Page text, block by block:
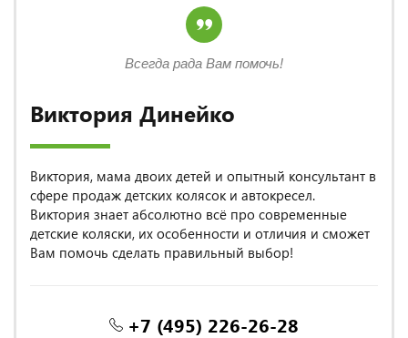
Виктория Динейко
Виктория, мама двоих детей и опытный консультант в
сфере продаж детских колясок и автокресел.
Виктория знает абсолютно всё про современные
детские коляски, их особенности и отличия и сможет
Вам помочь сделать правильный выбор!
+7 (495) 226-26-28
Всегда рада Вам помочь!